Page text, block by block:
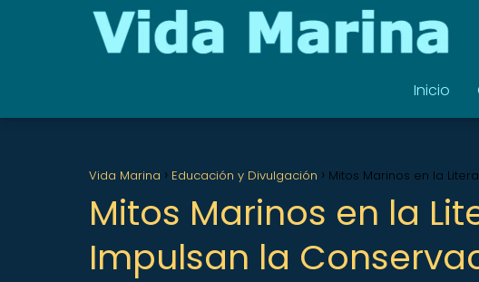
Inicio
Vida Marina Educación y Divulgación Mitos Marinos en la
Mitos Marinos en la
Impulsan la